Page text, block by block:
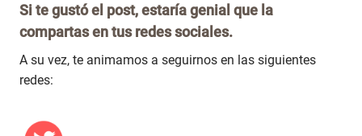
Si te gustó el post, estaría genial que la
compartas en tus redes sociales.
A su vez, te animamos a seguirnos en las siguientes
redes: